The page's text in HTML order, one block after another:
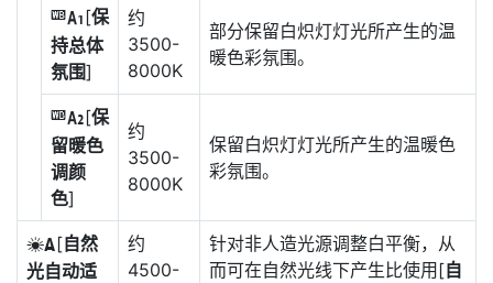
j [保
持总体
氛围]
约
3500-
8000K
部分保留白炽灯灯光所产生的温
暖色彩氛围。
k[保
留暖色
调颜
色]
约
3500-
8000K
保留白炽灯灯光所产生的温暖色
彩氛围。
D[自然
光自动适
约
4500-
针对非人造光源调整白平衡，从
而可在自然光线下产生比使用[自